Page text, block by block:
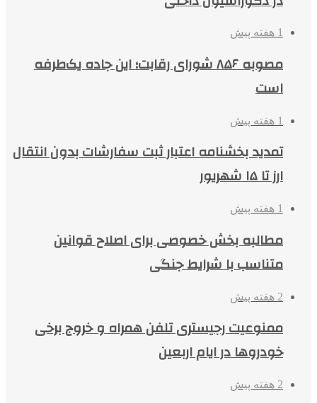
1 هفته پیش
مصوبه ۸۵۶ شورای رقابت؛ این جاده یک‌طرفه
است
1 هفته پیش
تمدید بخشنامه اعتبار ثبت سفارشات بدون انتقال
ارز تا ۱۵ شهریور
1 هفته پیش
مطالبه بخش خصوصی برای اصلاح قوانین
متناسب با شرایط جنگی
2 هفته پیش
ممنوعیت رجیستری تلفن همراه و خروج برخی
خودروها در ایام اربعین
2 هفته پیش